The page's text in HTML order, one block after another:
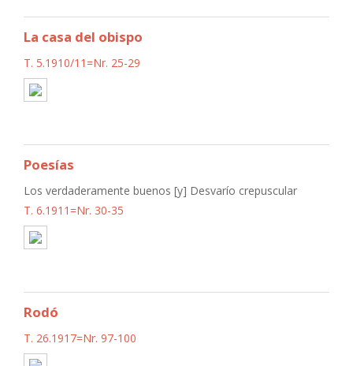
La casa del obispo
T. 5.1910/11=Nr. 25-29
Poesías
Los verdaderamente buenos [y] Desvarío crepuscular
T. 6.1911=Nr. 30-35
Rodó
T. 26.1917=Nr. 97-100